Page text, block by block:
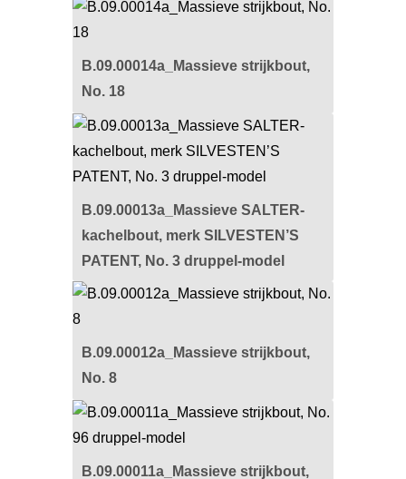
B.09.00014a_Massieve strijkbout,
No. 18
B.09.00013a_Massieve SALTER-
kachelbout, merk SILVESTEN’S
PATENT, No. 3 druppel-model
B.09.00012a_Massieve strijkbout,
No. 8
B.09.00011a_Massieve strijkbout,